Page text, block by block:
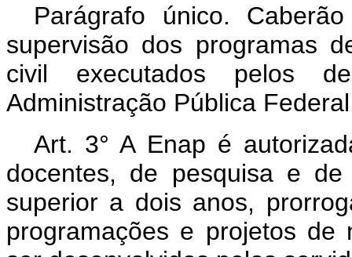
Parágrafo único.
supervisão dos programas
civil executados pelos
Administração Pública
Art. 3° A Enap é
docentes, de pesquisa e
superior a dois anos,
programações e projetos de